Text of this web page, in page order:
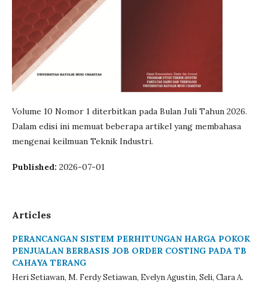
Volume 10 Nomor 1 diterbitkan pada Bulan Juli Tahun 2026.
Dalam edisi ini memuat beberapa artikel yang membahasa
mengenai keilmuan Teknik Industri.
Published: 2026-07-01
Articles
PERANCANGAN SISTEM PERHITUNGAN HARGA POKOK
PENJUALAN BERBASIS JOB ORDER COSTING PADA TB
CAHAYA TERANG
Heri Setiawan, M. Ferdy Setiawan, Evelyn Agustin, Seli, Clara A.